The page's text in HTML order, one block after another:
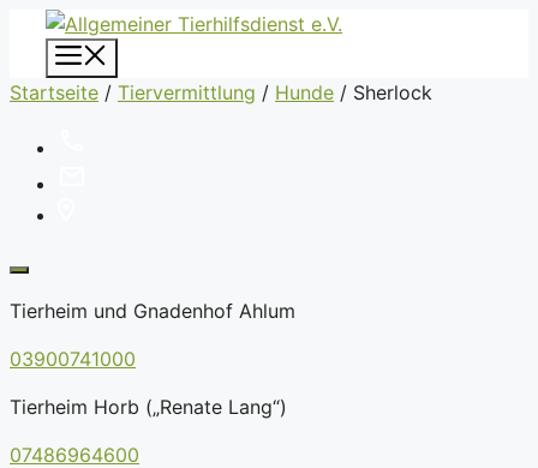
Zum
Inhalt
springen
Startseite / Tiervermittlung / Hunde / Sherlock
Tierheim und Gnadenhof Ahlum
03900741000
Tierheim Horb („Renate Lang“)
07486964600